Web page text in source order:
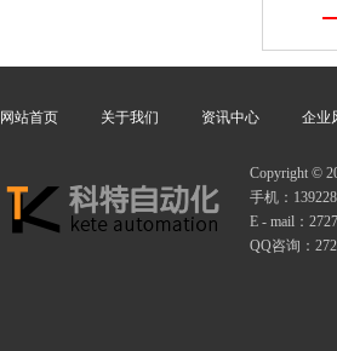
网站首页 关于我们 资讯中心 企业
Copyright ©
手机：
E - mail：
QQ咨询：